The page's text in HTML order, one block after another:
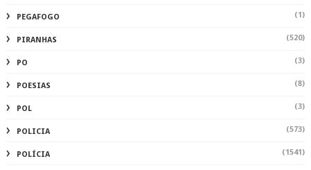
PEGAFOGO (1)
PIRANHAS (520)
PO (3)
POESIAS (8)
POL (3)
POLICIA (573)
POLÍCIA (1541)